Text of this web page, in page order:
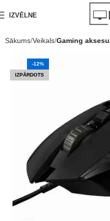
IZVĒLNE
Sākums Veikals Gaming
-12%
IZPĀRDOTS